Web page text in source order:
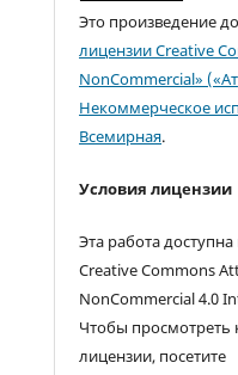
Это произведение
лицензии Creative
NonCommercial»
Некоммерческое
Всемирная.
Условия лицензии
Эта работа
Creative Commons
NonCommercial 4.0
Чтобы просмотреть
лицензии, посетите